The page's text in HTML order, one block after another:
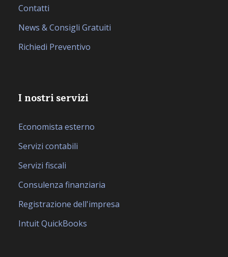
Contatti
News & Consigli Gratuiti
Richiedi Preventivo
I nostri servizi
Economista esterno
Servizi contabili
Servizi fiscali
Consulenza finanziaria
Registrazione dell'impresa
Intuit QuickBooks